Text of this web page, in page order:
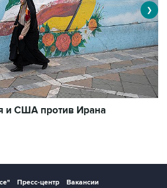
и США против Ирана
❯
Пресс-центр
Вакансии